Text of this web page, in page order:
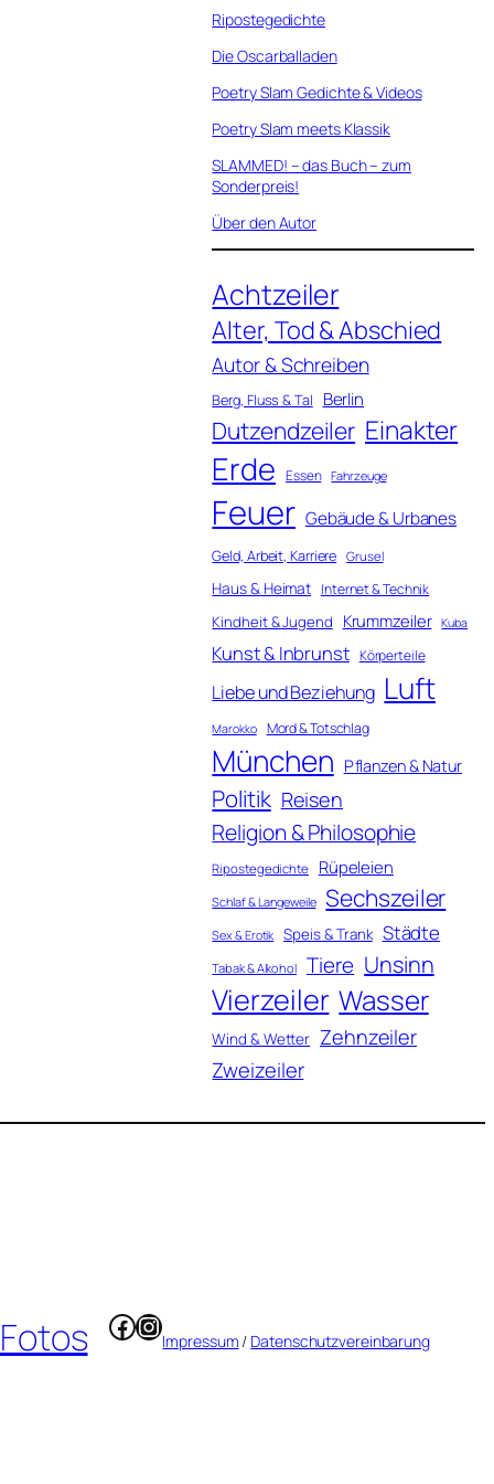
Ripostegedichte
Die Oscarballaden
Poetry Slam Gedichte & Videos
Poetry Slam meets Klassik
SLAMMED! – das Buch – zum
Sonderpreis!
Über den Autor
Achtzeiler
Alter, Tod & Abschied
Autor & Schreiben
Berg, Fluss & Tal Berlin
Dutzendzeiler Einakter
Erde Essen Fahrzeuge
Feuer Gebäude & Urbanes
Geld, Arbeit, Karriere Grusel
Haus & Heimat Internet & Technik
Kindheit & Jugend Krummzeiler Kuba
Kunst & Inbrunst Körperteile
Liebe und Beziehung Luft
Marokko Mord & Totschlag
München Pflanzen & Natur
Politik Reisen
Religion & Philosophie
Ripostegedichte Rüpeleien
Schlaf & Langeweile Sechszeiler
Sex & Erotik Speis & Trank Städte
Tabak & Alkohol Tiere Unsinn
Vierzeiler Wasser
Wind & Wetter Zehnzeiler
Zweizeiler
Facebook
Instagram
Impressum / Datenschutzvereinbarung